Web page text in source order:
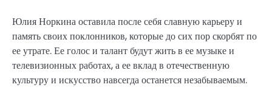
Юлия Норкина оставила после себя славную карьеру и
память своих поклонников, которые до сих пор скорбят по
ее утрате. Ее голос и талант будут жить в ее музыке и
телевизионных работах, а ее вклад в отечественную
культуру и искусство навсегда останется незабываемым.